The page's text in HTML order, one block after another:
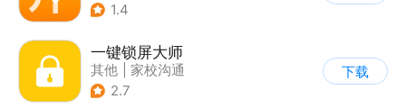
1.4
一键锁屏大师
其他
家校沟通
2.7
下载